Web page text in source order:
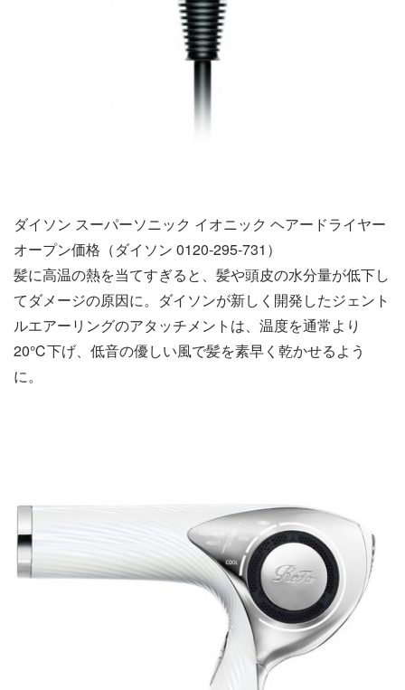
ダイソン スーパーソニック イオニック ヘアードライヤー
オープン価格（ダイソン 0120-295-731）
髪に高温の熱を当てすぎると、髪や頭皮の水分量が低下し
てダメージの原因に。ダイソンが新しく開発したジェント
ルエアーリングのアタッチメントは、温度を通常より
20℃下げ、低音の優しい風で髪を素早く乾かせるよう
に。